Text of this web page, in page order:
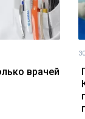
врачей